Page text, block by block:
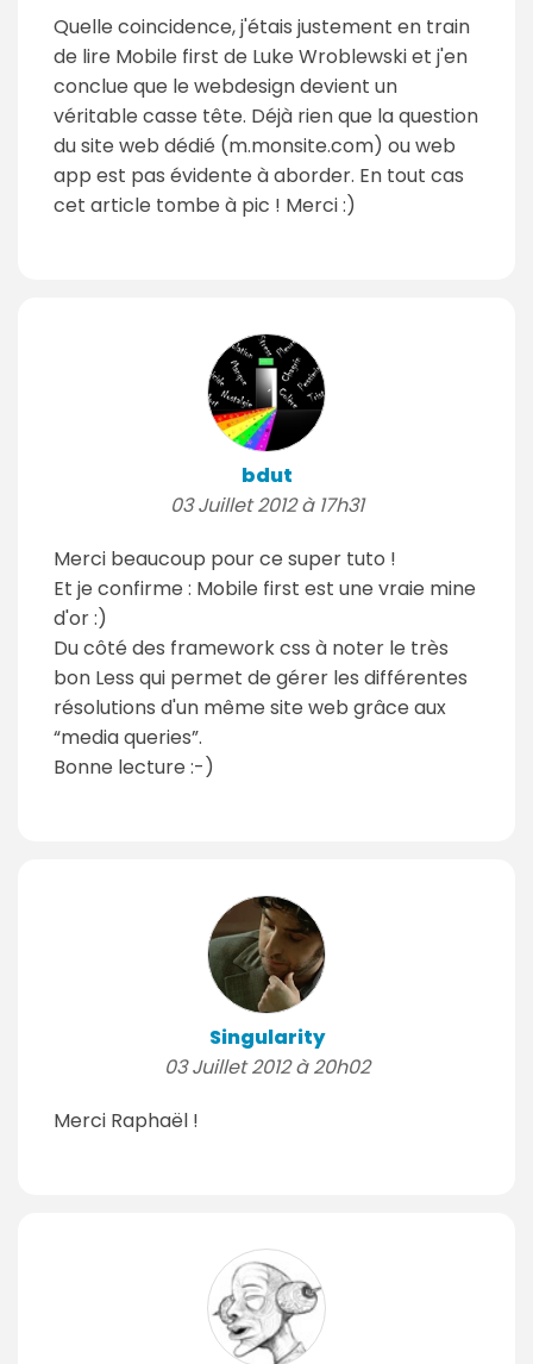
Quelle coincidence, j'étais justement en train
de lire Mobile first de Luke Wroblewski et j'en
conclue que le webdesign devient un
véritable casse tête. Déjà rien que la question
du site web dédié (m.monsite.com) ou web
app est pas évidente à aborder. En tout cas
cet article tombe à pic ! Merci :)
bdut
03 Juillet 2012 à 17h31
Merci beaucoup pour ce super tuto !
Et je confirme : Mobile first est une vraie mine
d'or :)
Du côté des framework css à noter le très
bon Less qui permet de gérer les différentes
résolutions d'un même site web grâce aux
“media queries”.
Bonne lecture :-)
Singularity
03 Juillet 2012 à 20h02
Merci Raphaël !